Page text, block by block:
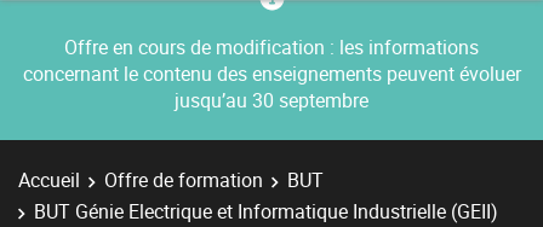
Offre en cours de modification : les informations
concernant le contenu des enseignements peuvent évoluer
jusqu’au 30 septembre
Accueil Offre de formation
BUT
BUT Génie Electrique et Informatique Industrielle (GEII)